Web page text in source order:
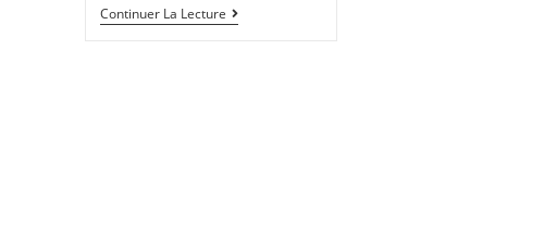
Continuer La Lecture